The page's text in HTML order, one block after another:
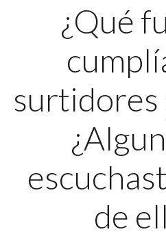
¿Qué
surtidores
de